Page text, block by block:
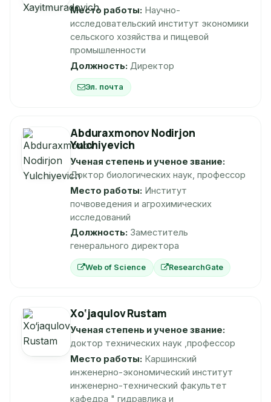
Место работы: Научно-
исследовательский институт экономики
сельского хозяйства и пищевой
промышленности
Должность: Директор
Эл. почта
Abduraxmonov Nodirjon
Yulchiyevich
Ученая степень и ученое звание:
Доктор биологических наук, профессор
Место работы: Институт
почвоведения и агрохимических
исследований
Должность: Заместитель
генерального директора
Web of Science ResearchGate
Xo‘jaqulov Rustam
Ученая степень и ученое звание:
доктор технических наук ,профессор
Место работы: Каршинский
инженерно-экономический институт
инженерно-технический факультет
кафедра " гидравлика и